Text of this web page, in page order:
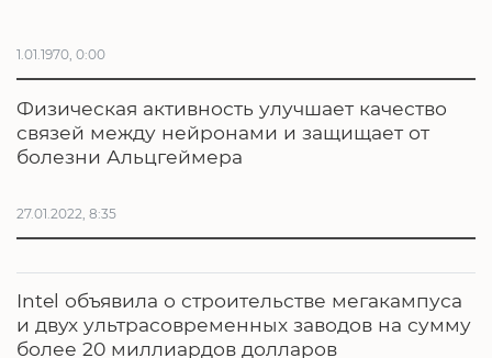
1.01.1970, 0:00
Физическая активность улучшает качество
связей между нейронами и защищает от
болезни Альцгеймера
27.01.2022, 8:35
Intel объявила о строительстве мегакампуса
и двух ультрасовременных заводов на сумму
более 20 миллиардов долларов